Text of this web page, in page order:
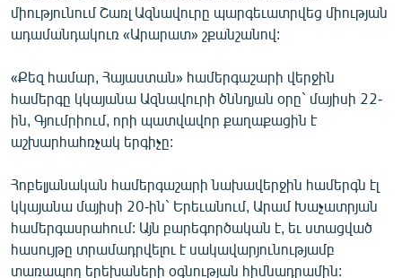
միությունում Շառլ Ազնավուրը պարգեւատրվեց միության
ադամանդակուռ «Արարատ» շքանշանով:
«Քեզ համար, Հայաստան» համերգաշարի վերջին
համերգը կկայանա Ազնավուրի ծննդյան օրը` մայիսի 22-
ին, Գյումրիում, որի պատվավոր քաղաքացին է
աշխարհահռչակ երգիչը:
Հոբելյանական համերգաշարի նախավերջին համերգն էլ
կկայանա մայիսի 20-ին` Երեւանում, Արամ Խաչատրյան
համերգասրահում: Այն բարեգործական է, եւ ստացված
հասույթը տրամադրվելու է սակավարյունությամբ
տառապող երեխաների օգնության հիմնադրամին: